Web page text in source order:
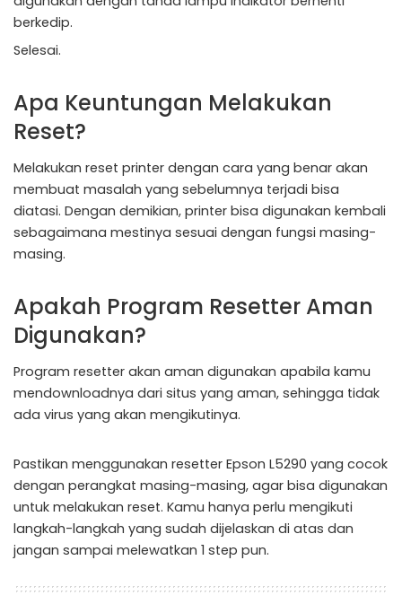
berkedip.
Selesai.
Apa Keuntungan Melakukan
Reset?
Melakukan reset printer dengan cara yang benar akan
membuat masalah yang sebelumnya terjadi bisa
diatasi. Dengan demikian, printer bisa digunakan kembali
sebagaimana mestinya sesuai dengan fungsi masing-
masing.
Apakah Program Resetter Aman
Digunakan?
Program resetter akan aman digunakan apabila kamu
mendownloadnya dari situs yang aman, sehingga tidak
ada virus yang akan mengikutinya.
Pastikan menggunakan resetter Epson L5290 yang cocok
dengan perangkat masing-masing, agar bisa digunakan
untuk melakukan reset. Kamu hanya perlu mengikuti
langkah-langkah yang sudah dijelaskan di atas dan
jangan sampai melewatkan 1 step pun.